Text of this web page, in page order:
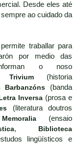
Desde eles até
ao cuidado da
traballar para
por medio das
o noso
Trivium (historia
Barbanzóns (banda
Inversa (prosa e
(literatura doutros
Memoralia (ensaio
, Biblioteca
lingüísticos e